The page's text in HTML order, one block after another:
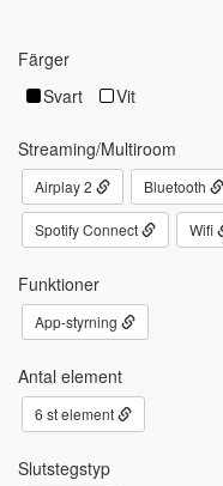
Färger
Svart
Vit
Streaming/Multiroom
Airplay 2 Bluetooth
Spotify Connect Wifi
Funktioner
App-styrning
Antal element
6 st element
Slutstegstyp